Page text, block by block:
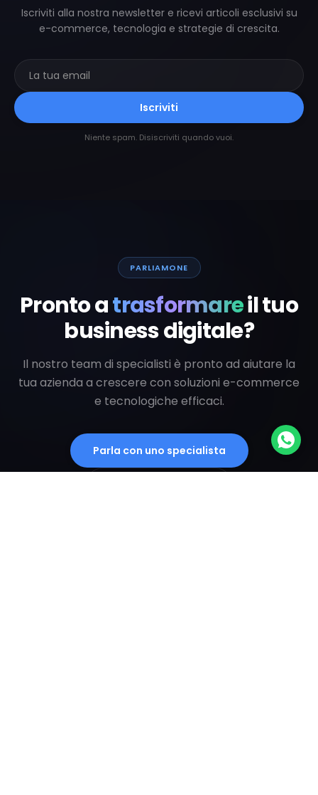
Iscriviti alla nostra newsletter e ricevi articoli esclusivi su
e-commerce, tecnologia e strategie di crescita.
Iscriviti
Niente spam. Disiscriviti quando vuoi.
PARLIAMONE
Pronto atrasformareil tuo
business digitale?
Il nostro team di specialisti è pronto ad aiutare la
tua azienda a crescere con soluzioni e-commerce
e tecnologiche efficaci.
Parla con uno specialista